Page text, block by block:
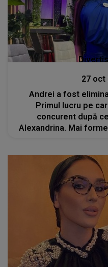
27 oct
Andrei a fost
Primul lucru pe
concurent după
Alexandrina. Mai